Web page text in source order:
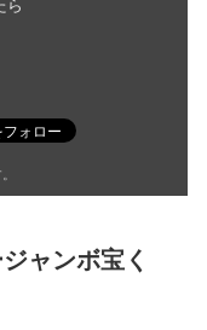
ら
ャンボ宝く